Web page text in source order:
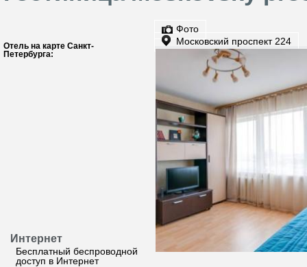
Отель на карте Санкт-
Петербурга:
Интернет
Бесплатный беспроводной
доступ в Интернет
Фото
Московский проспект 224